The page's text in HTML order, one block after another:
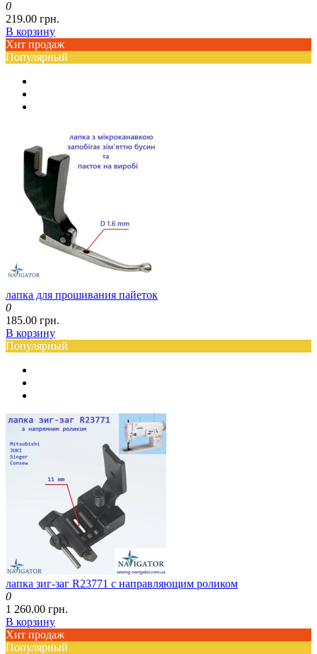
0
219.00 грн.
В корзину
Хит продаж
Популярный
лапка для прошивания пайеток
0
185.00 грн.
В корзину
Популярный
лапка зиг-заг R23771 с направляющим роликом
0
1 260.00 грн.
В корзину
Хит продаж
Популярный